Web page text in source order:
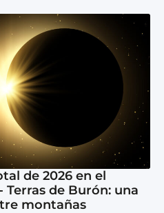
de 2026 en el
de Burón: una
montañas